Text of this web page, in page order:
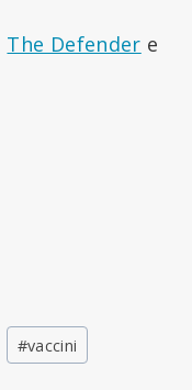
The Defender e
#vaccini